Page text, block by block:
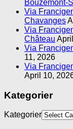
Bouzemont-
Via
Chavanges
Via
Château
Via
11, 2026
Via
April 10,
Kategorier
Kategorier